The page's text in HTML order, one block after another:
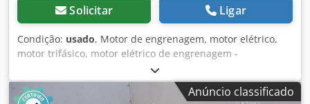
Solicitar Ligar
Condição: usado, Motor de engrenagem, motor elétrico,
motor trifásico, motor elétrico de engrenagem -
Velocidades: 130 rpm Dcodpfx Aob R Df Hoggek -Potência:
0.12 kW -Construção: Ângulo B5 -Eixo do diametro: Ø mm -
Classe de protecção: IP 54 -Peso: 5 kgAnúncio classificado